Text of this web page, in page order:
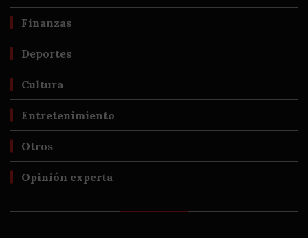
Finanzas
Deportes
Cultura
Entretenimiento
Otros
Opinión experta